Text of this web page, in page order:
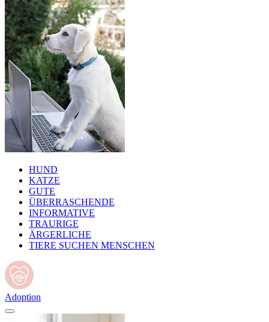
HUND
KATZE
GUTE
ÜBERRASCHENDE
INFORMATIVE
TRAURIGE
ÄRGERLICHE
TIERE SUCHEN MENSCHEN
Adoption